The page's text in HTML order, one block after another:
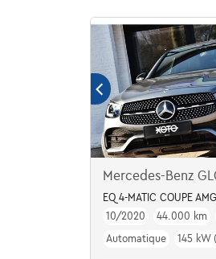
Mercedes-Benz
EQ 4-MATIC COUPE
10/2020
44.000 km
Automatique
145 kW